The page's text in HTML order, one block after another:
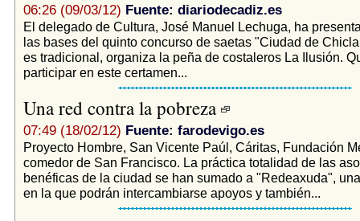
06:26 (09/03/12) Fuente: diariodecadiz.es
El delegado de Cultura, José Manuel Lechuga, ha
las bases del quinto concurso de saetas "Ciudad de
es tradicional, organiza la peña de costaleros La Ilusión.
participar en este certamen...
Una red contra la pobreza
07:49 (18/02/12) Fuente: farodevigo.es
Proyecto Hombre, San Vicente Paúl, Cáritas, Fundación
comedor de San Francisco. La práctica totalidad de las
benéficas de la ciudad se han sumado a "Redeaxuda",
en la que podrán intercambiarse apoyos y también...